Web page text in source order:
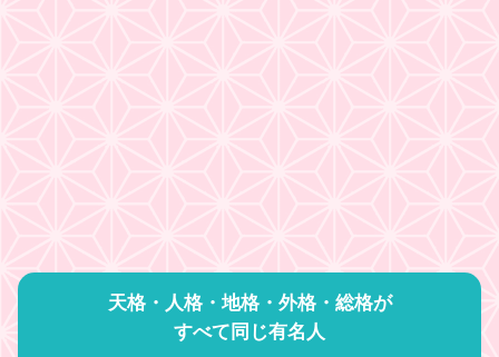
天格・人格・地格・外格・総格が
すべて同じ有名人